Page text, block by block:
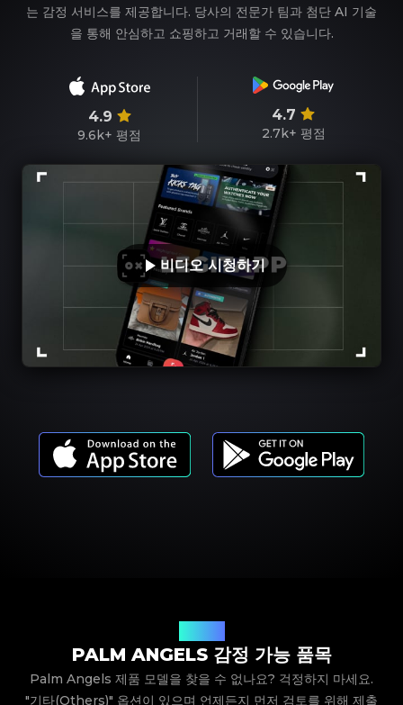
는 감정 서비스를 제공합니다. 당사의 전문가 팀과 첨단 AI 기술
을 통해 안심하고 쇼핑하고 거래할 수 있습니다.
4.9
9.6k+ 평점
4.7
2.7k+ 평점
비디오 시청하기
PALM ANGELS 감정 가능 품목
Palm Angels 제품 모델을 찾을 수 없나요? 걱정하지 마세요.
"기타(Others)" 옵션이 있으며 언제든지 먼저 검토를 위해 제출